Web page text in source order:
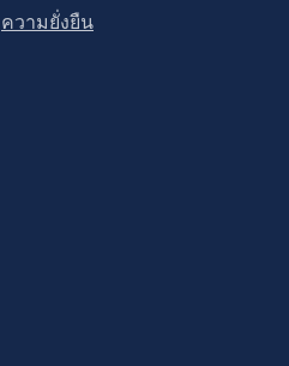
ความยั่งยืน